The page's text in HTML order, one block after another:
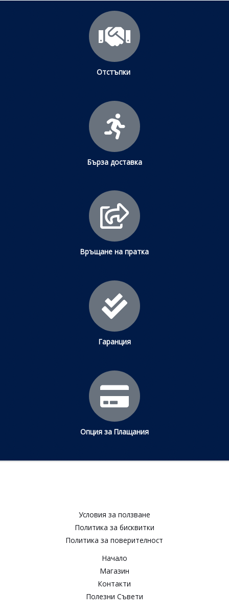
Отстъпки
Бърза доставка
Връщане на пратка
Гаранция
Опция за Плащания
Условия за ползване​
Политика за бисквитки​
Политика за поверителност​
Начало
Магазин
Контакти
Полезни Съвети